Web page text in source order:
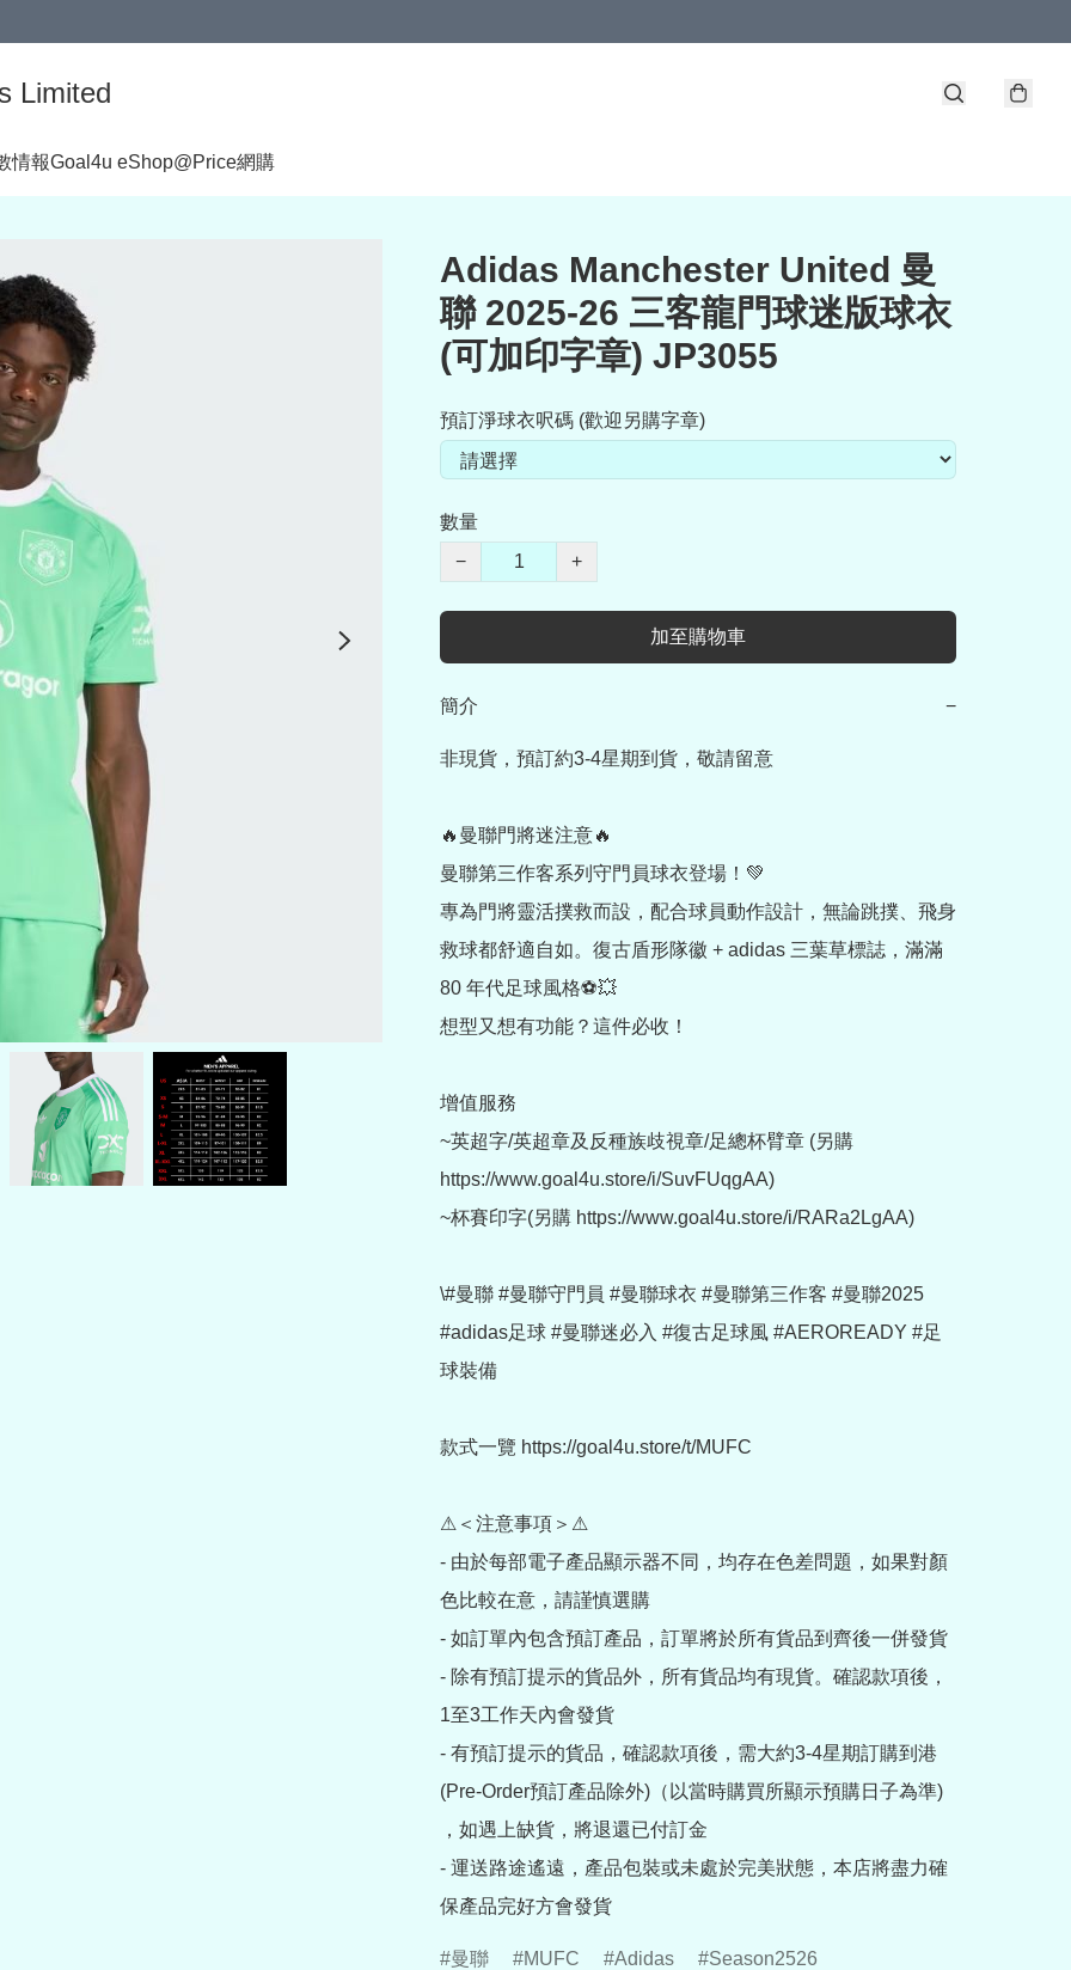
Limited
情報Goal4u eShop@Price網購
Adidas Manchester United 曼
聯 2025-26 三客龍門球迷版球衣
(可加印字章) JP3055
預訂淨球衣呎碼 (歡迎另購字章)
數量
−
+
加至購物車
簡介 −
非現貨，預訂約3-4星期到貨，敬請留意
🔥曼聯門將迷注意🔥
曼聯第三作客系列守門員球衣登場！💚
專為門將靈活撲救而設，配合球員動作設計，無論跳撲、飛身
救球都舒適自如。復古盾形隊徽 + adidas 三葉草標誌，滿滿
80 年代足球風格⚽💥
想型又想有功能？這件必收！
增值服務
~英超字/英超章及反種族歧視章/足總杯臂章 (另購
https://www.goal4u.store/i/SuvFUqgAA)
~杯賽印字(另購 https://www.goal4u.store/i/RARa2LgAA)
\#曼聯 #曼聯守門員 #曼聯球衣 #曼聯第三作客 #曼聯2025
#adidas足球 #曼聯迷必入 #復古足球風 #AEROREADY #足
球裝備
款式一覽 https://goal4u.store/t/MUFC
⚠＜注意事項＞⚠
- 由於每部電子產品顯示器不同，均存在色差問題，如果對顏
色比較在意，請謹慎選購
- 如訂單內包含預訂產品，訂單將於所有貨品到齊後一併發貨
- 除有預訂提示的貨品外，所有貨品均有現貨。確認款項後，
1至3工作天內會發貨
- 有預訂提示的貨品，確認款項後，需大約3-4星期訂購到港
(Pre-Order預訂產品除外)（以當時購買所顯示預購日子為準)
，如遇上缺貨，將退還已付訂金
- 運送路途遙遠，產品包裝或未處於完美狀態，本店將盡力確
保產品完好方會發貨
曼聯 MUFC Adidas Season2526